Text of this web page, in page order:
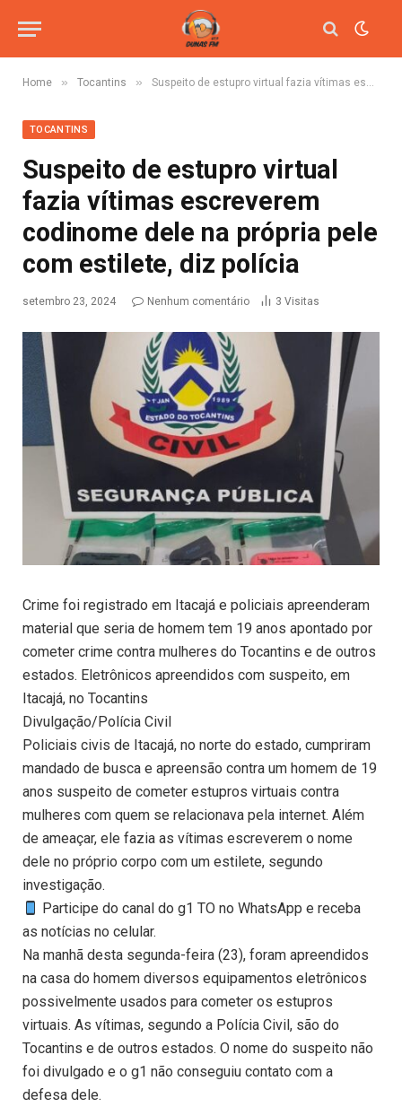
Home » Tocantins » Suspeito de estupro virtual fazia vítimas escreverem codinome dele na própria pele com estilete, diz polícia
TOCANTINS
Suspeito de estupro virtual
fazia vítimas escreverem
codinome dele na própria pele
com estilete, diz polícia
setembro 23, 2024 Nenhum comentário 3 Visitas
Crime foi registrado em Itacajá e policiais apreenderam
material que seria de homem tem 19 anos apontado por
cometer crime contra mulheres do Tocantins e de outros
estados. Eletrônicos apreendidos com suspeito, em
Itacajá, no Tocantins
Divulgação/Polícia Civil
Policiais civis de Itacajá, no norte do estado, cumpriram
mandado de busca e apreensão contra um homem de 19
anos suspeito de cometer estupros virtuais contra
mulheres com quem se relacionava pela internet. Além
de ameaçar, ele fazia as vítimas escreverem o nome
dele no próprio corpo com um estilete, segundo
investigação.
Participe do canal do g1 TO no WhatsApp e receba
as notícias no celular.
Na manhã desta segunda-feira (23), foram apreendidos
na casa do homem diversos equipamentos eletrônicos
possivelmente usados para cometer os estupros
virtuais. As vítimas, segundo a Polícia Civil, são do
Tocantins e de outros estados. O nome do suspeito não
foi divulgado e o g1 não conseguiu contato com a
defesa dele.